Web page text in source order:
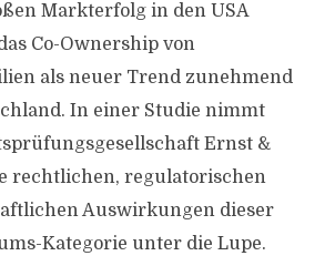
Markterfolg in den USA
Co-Ownership von
als neuer Trend zunehmend
In einer Studie nimmt
Ernst &
rechtlichen, regulatorischen
Auswirkungen dieser
Kategorie unter die Lupe.